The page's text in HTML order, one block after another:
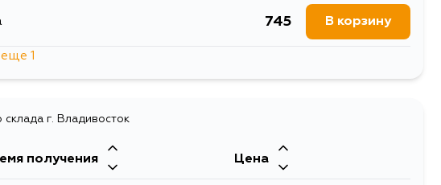
745 В корзину
1
склада г. Владивосток
получения Цена